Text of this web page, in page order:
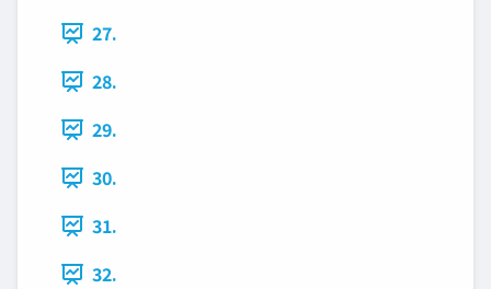
27.
28.
29.
30.
31.
32.